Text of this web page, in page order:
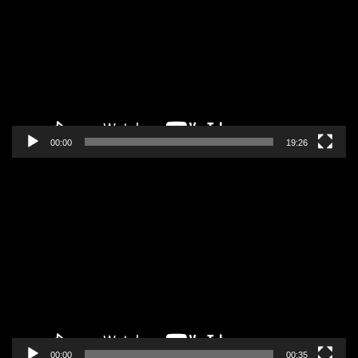
00:00 19:26
00:00 00:35